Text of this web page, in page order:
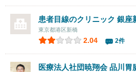
患者目線のクリニック 銀座
東京都港区新橋
2.04 2件
医療法人社団暁翔会品川胃